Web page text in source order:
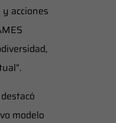
acciones
modelo